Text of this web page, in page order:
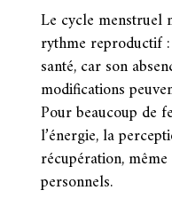
Le cycle menstruel
rythme reproductif :
santé, car son
modifications
Pour beaucoup de
l’énergie, la
récupération,
personnels.